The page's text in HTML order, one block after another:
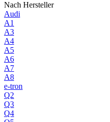
Nach Hersteller
Audi
A1
A3
A4
A5
A6
A7
A8
e-tron
Q2
Q3
Q4